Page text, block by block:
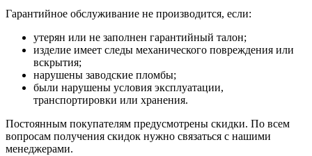
Гарантийное обслуживание не производится, если:
утерян или не заполнен гарантийный талон;
изделие имеет следы механического повреждения или
вскрытия;
нарушены заводские пломбы;
были нарушены условия эксплуатации,
транспортировки или хранения.
Постоянным покупателям предусмотрены скидки. По всем
вопросам получения скидок нужно связаться с нашими
менеджерами.